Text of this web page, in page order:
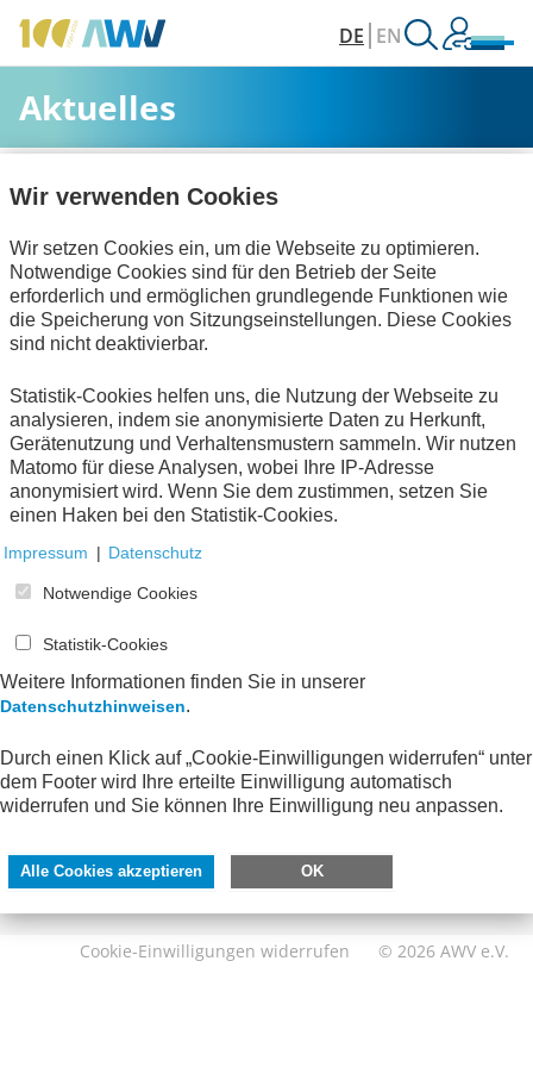
DE EN
Aktuelles
Alle Kategorien
Keine Nachrichten verfügbar.
Kontakt
Impressum
Datenschutzhinweise
Barrierefreiheit
FeRD
eXTra
AWV-Forum
Cookie-Einwilligungen widerrufen © 2026 AWV e.V.
Wir verwenden Cookies
Wir setzen Cookies ein, um die Webseite zu optimieren.
Notwendige Cookies sind für den Betrieb der Seite
erforderlich und ermöglichen grundlegende Funktionen wie
die Speicherung von Sitzungseinstellungen. Diese Cookies
sind nicht deaktivierbar.
Statistik-Cookies helfen uns, die Nutzung der Webseite zu
analysieren, indem sie anonymisierte Daten zu Herkunft,
Gerätenutzung und Verhaltensmustern sammeln. Wir nutzen
Matomo für diese Analysen, wobei Ihre IP-Adresse
anonymisiert wird. Wenn Sie dem zustimmen, setzen Sie
einen Haken bei den Statistik-Cookies.
Impressum | Datenschutz
Notwendige Cookies
Statistik-Cookies
Weitere Informationen finden Sie in unserer
Datenschutzhinweisen.
Durch einen Klick auf „Cookie-Einwilligungen widerrufen“ unter
dem Footer wird Ihre erteilte Einwilligung automatisch
widerrufen und Sie können Ihre Einwilligung neu anpassen.
Alle Cookies akzeptieren OK